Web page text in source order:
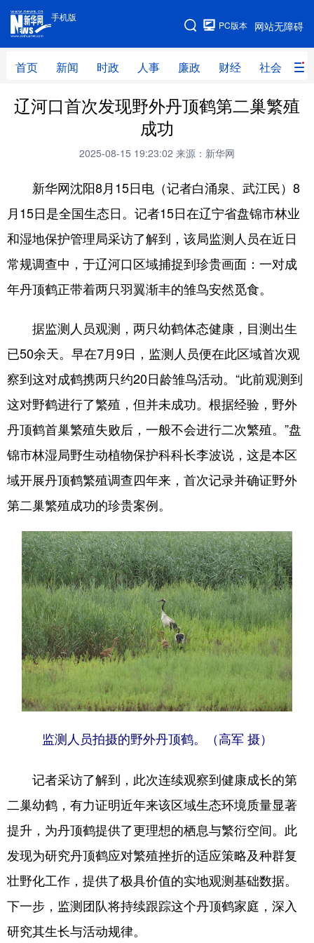
手机版
网站无障碍
PC版本
首页 新闻 时政 人事 廉政 财经 社会 科
手机版
网站地图
首页 新闻 时政 人事
体育 视频 直播 无人机
地方频道
浙江 安徽 福建 江西
广东 广西 海南 重庆
四川 贵州 云南 西藏
陕西 甘肃 青海 宁夏
新疆 内蒙古 黑龙江
多语种频道
English Español Français عربى
Русский язык 日本語 한국어
Deutsch Português
辽河口首次发现野外丹顶鹤第二巢繁殖
成功
2025-08-15 19:23:02 来源：新华网
新华网沈阳8月15日电（记者白涌泉、武江民）8
月15日是全国生态日。记者15日在辽宁省盘锦市林业
和湿地保护管理局采访了解到，该局监测人员在近日
常规调查中，于辽河口区域捕捉到珍贵画面：一对成
年丹顶鹤正带着两只羽翼渐丰的雏鸟安然觅食。
据监测人员观测，两只幼鹤体态健康，目测出生
已50余天。早在7月9日，监测人员便在此区域首次观
察到这对成鹤携两只约20日龄雏鸟活动。“此前观测到
这对野鹤进行了繁殖，但并未成功。根据经验，野外
丹顶鹤首巢繁殖失败后，一般不会进行二次繁殖。”盘
锦市林湿局野生动植物保护科科长李波说，这是本区
域开展丹顶鹤繁殖调查四年来，首次记录并确证野外
第二巢繁殖成功的珍贵案例。
监测人员拍摄的野外丹顶鹤。（高军 摄）
记者采访了解到，此次连续观察到健康成长的第
二巢幼鹤，有力证明近年来该区域生态环境质量显著
提升，为丹顶鹤提供了更理想的栖息与繁衍空间。此
发现为研究丹顶鹤应对繁殖挫折的适应策略及种群复
壮野化工作，提供了极具价值的实地观测基础数据。
下一步，监测团队将持续跟踪这个丹顶鹤家庭，深入
研究其生长与活动规律。